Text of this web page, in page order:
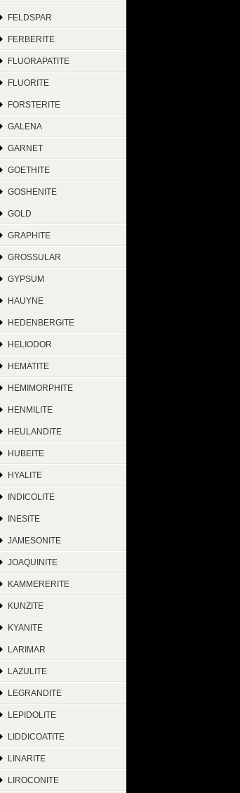
FELDSPAR
FERBERITE
FLUORAPATITE
FLUORITE
FORSTERITE
GALENA
GARNET
GOETHITE
GOSHENITE
GOLD
GRAPHITE
GROSSULAR
GYPSUM
HAUYNE
HEDENBERGITE
HELIODOR
HEMATITE
HEMIMORPHITE
HENMILITE
HEULANDITE
HUBEITE
HYALITE
INDICOLITE
INESITE
JAMESONITE
JOAQUINITE
KAMMERERITE
KUNZITE
KYANITE
LARIMAR
LAZULITE
LEGRANDITE
LEPIDOLITE
LIDDICOATITE
LINARITE
LIROCONITE